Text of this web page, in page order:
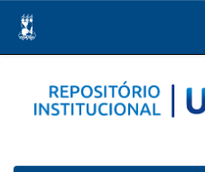
navigation